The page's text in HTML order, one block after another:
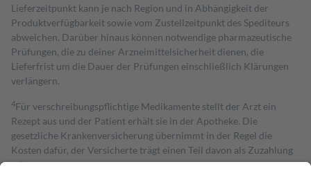
Lieferzeitpunkt kann je nach Region und in Abhängigkeit der
Produktverfügbarkeit sowie vom Zustellzeitpunkt des Spediteurs
abweichen. Darüber hinaus können notwendige pharmazeutische
Prüfungen, die zu deiner Arzneimittelsicherheit dienen, die
Lieferfrist um die Dauer der Prüfungen einschließlich Klärungen
verlängern.
4Für verschreibungspflichtige Medikamente stellt der Arzt ein
Rezept aus und der Patient erhält sie in der Apotheke. Die
gesetzliche Krankenversicherung übernimmt in der Regel die
Kosten dafür, der Versicherte trägt einen Teil davon als Zuzahlung
mit.